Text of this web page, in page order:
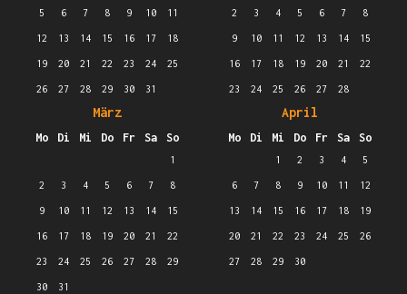
5 6 7 8 9 10 11
12 13 14 15 16 17 18
19 20 21 22 23 24 25
26 27 28 29 30 31
2 3 4 5 6 7 8
9 10 11 12 13 14 15
16 17 18 19 20 21 22
23 24 25 26 27 28
März
Mo Di Mi Do Fr Sa So
1
2 3 4 5 6 7 8
9 10 11 12 13 14 15
16 17 18 19 20 21 22
23 24 25 26 27 28 29
30 31
April
Mo Di Mi Do Fr Sa So
1 2 3 4 5
6 7 8 9 10 11 12
13 14 15 16 17 18 19
20 21 22 23 24 25 26
27 28 29 30